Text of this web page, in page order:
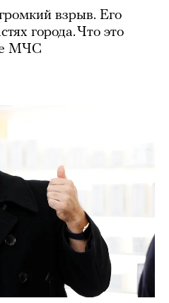
взрыв. Его
города. Что это
МЧС